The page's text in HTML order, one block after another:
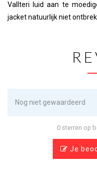
Vallteri luid aan te
jacket natuurlijk niet
Nog niet gewaardeerd
0 sterren op
Je